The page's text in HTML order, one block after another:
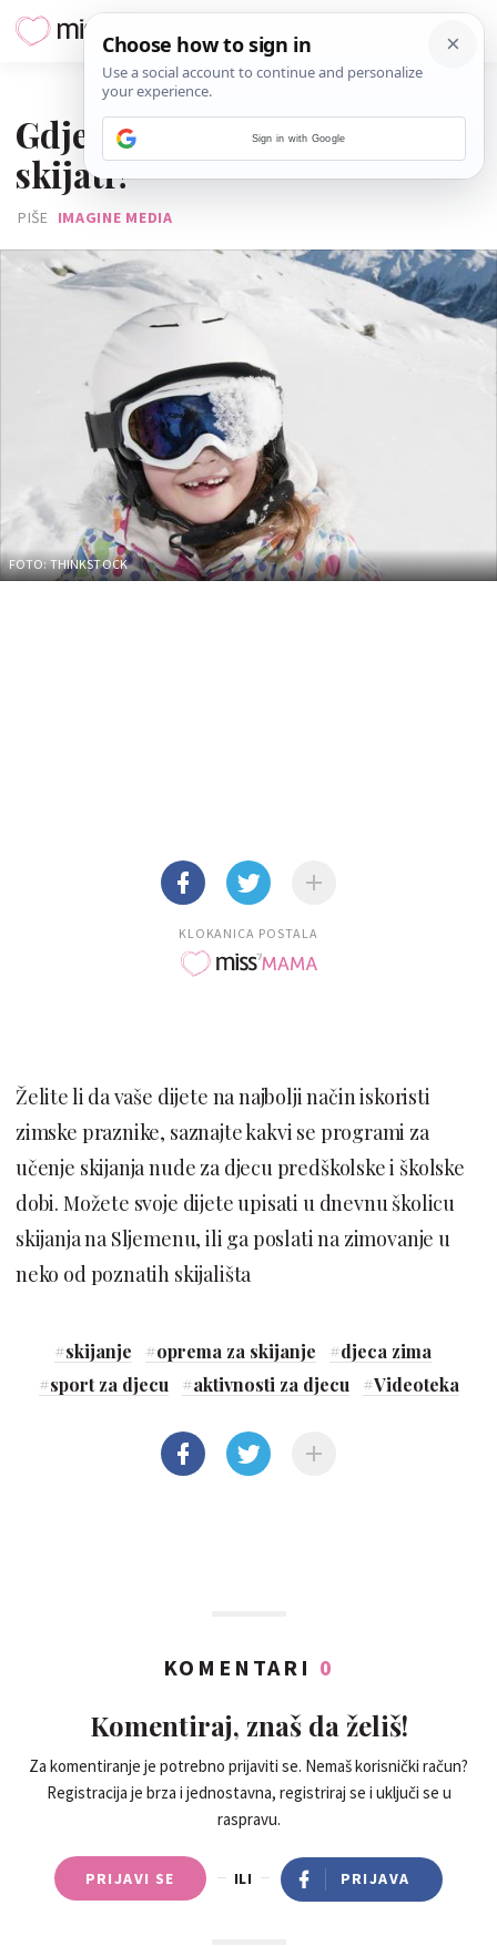
Gdje dijete može naučiti
skijati?
PIŠE IMAGINE MEDIA
FOTO: THINKSTOCK
KLOKANICA POSTALA
Želite li da vaše dijete na najbolji način iskoristi
zimske praznike, saznajte kakvi se programi za
učenje skijanja nude za djecu predškolske i školske
dobi. Možete svoje dijete upisati u dnevnu školicu
skijanja na Sljemenu, ili ga poslati na zimovanje u
neko od poznatih skijališta
#skijanje #oprema za skijanje #djeca zima
#sport za djecu #aktivnosti za djecu #Videoteka
KOMENTARI 0
Komentiraj, znaš da želiš!
Za komentiranje je potrebno prijaviti se. Nemaš korisnički račun?
Registracija je brza i jednostavna, registriraj se i uključi se u
raspravu.
PRIJAVI SE ILI PRIJAVA
Sign in with Google